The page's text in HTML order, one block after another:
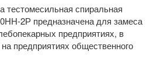
спиральная
2Р предназначена для замеса
предприятиях, в
предприятиях общественного